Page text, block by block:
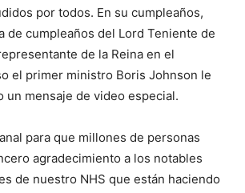
por todos. En su cumpleaños,
de cumpleaños del Lord Teniente de
de la Reina en el
el primer ministro Boris Johnson le
un mensaje de video especial.
para que millones de personas
agradecimiento a los notables
de nuestro NHS que están haciendo